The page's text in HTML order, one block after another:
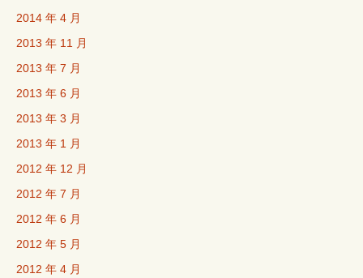
2014 年 4 月
2013 年 11 月
2013 年 7 月
2013 年 6 月
2013 年 3 月
2013 年 1 月
2012 年 12 月
2012 年 7 月
2012 年 6 月
2012 年 5 月
2012 年 4 月